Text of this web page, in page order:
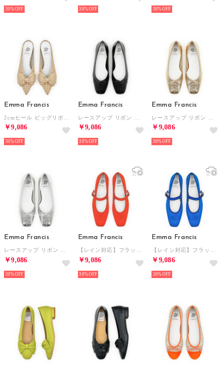
30% 30% 30%
Emma Francis
￥9,086
30%
Emma Francis
￥9,086
30%
Emma Francis
￥9,086
30%
Emma Francis
レースアップ リボン フラットシューズ （シルバー マイラー）
￥9,086
30%
Emma Francis
【レイン対応】フラット メリージェーン （オレンジ スエード）
￥9,086
30%
Emma Francis
【レイン対応】フラット メリージェーン （ブルー スエード）
￥9,086
30%